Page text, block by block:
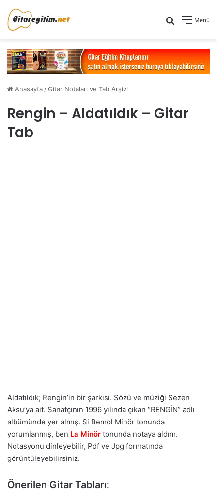
Menü
Arama yap
Anasayfa /Gitar Notaları ve Tab Arşivi
Rengin – Aldatıldık – Gitar
Tab
Aldatıldık; Rengin’in bir şarkısı. Sözü ve müziği Sezen
Aksu’ya ait. Sanatçının 1996 yılında çıkan “RENGİN” adlı
albümünde yer almış. Si Bemol Minör tonunda
yorumlanmış, ben La Minör tonunda notaya aldım.
Notasyonu dinleyebilir, Pdf ve Jpg formatında
görüntüleyebilirsiniz.
Önerilen Gitar Tabları: